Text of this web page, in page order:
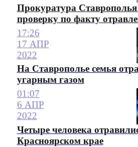
Прокуратура
проверку по факту
17:26
17 АПР
2022
На Ставрополье семья
угарным газом
01:07
6 АПР
2022
Четыре человека
Красноярском крае